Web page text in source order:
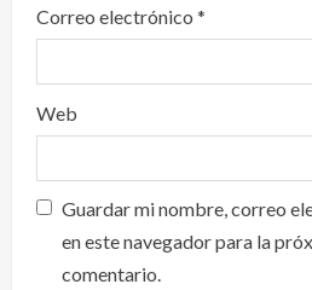
Correo electrónico *
Web
Guardar mi nombre, correo
en este navegador para la
comentario.